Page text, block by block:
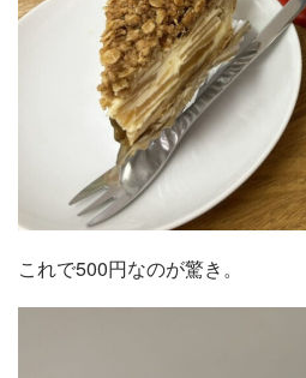
これで500円なのが驚き。